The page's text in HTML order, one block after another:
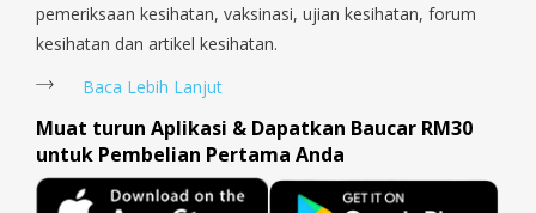
pemeriksaan kesihatan, vaksinasi, ujian kesihatan, forum
kesihatan dan artikel kesihatan.
Baca Lebih Lanjut
Muat turun Aplikasi & Dapatkan Baucar RM30
untuk Pembelian Pertama Anda